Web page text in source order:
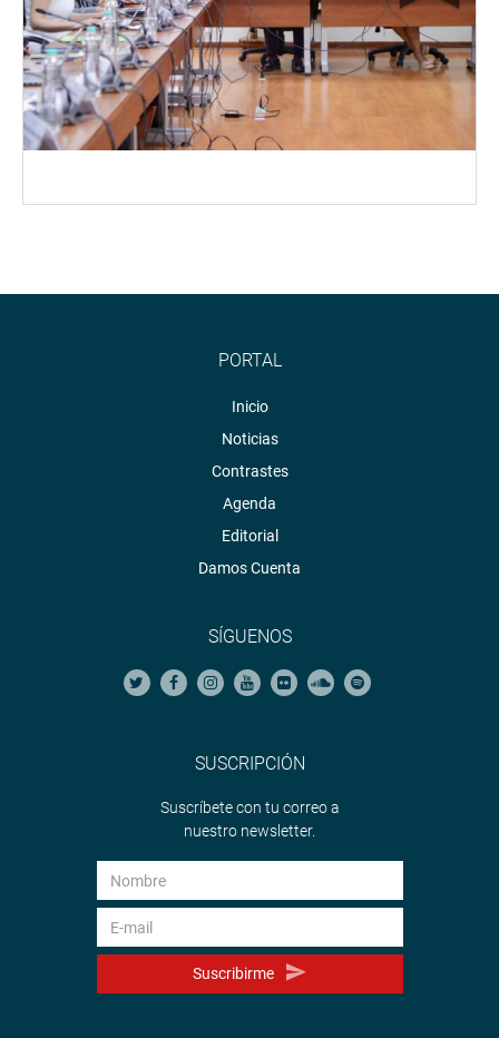
PORTAL
Inicio
Noticias
Contrastes
Agenda
Editorial
Damos Cuenta
SÍGUENOS
SUSCRIPCIÓN
Suscríbete con tu correo a
nuestro newsletter.
Suscribirme